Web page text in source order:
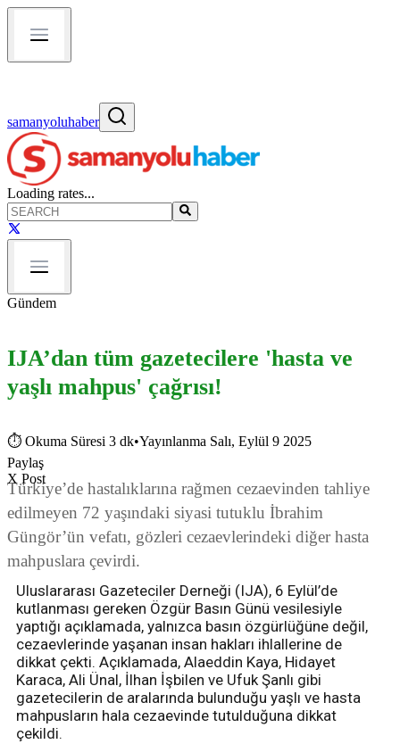
samanyoluhaber
Loading rates...
Gündem
IJA’dan tüm gazetecilere 'hasta ve
yaşlı mahpus' çağrısı!
⏱ Okuma Süresi 3 dk•Yayınlanma Salı, Eylül 9 2025
Paylaş
X Post
Türkiye’de hastalıklarına rağmen cezaevinden tahliye
edilmeyen 72 yaşındaki siyasi tutuklu İbrahim
Güngör’ün vefatı, gözleri cezaevlerindeki diğer hasta
mahpuslara çevirdi.
Uluslararası Gazeteciler Derneği (IJA), 6 Eylül’de
kutlanması gereken Özgür Basın Günü vesilesiyle
yaptığı açıklamada, yalnızca basın özgürlüğüne değil,
cezaevlerinde yaşanan insan hakları ihlallerine de
dikkat çekti. Açıklamada, Alaeddin Kaya, Hidayet
Karaca, Ali Ünal, İlhan İşbilen ve Ufuk Şanlı gibi
gazetecilerin de aralarında bulunduğu yaşlı ve hasta
mahpusların hala cezaevinde tutulduğuna dikkat
çekildi.